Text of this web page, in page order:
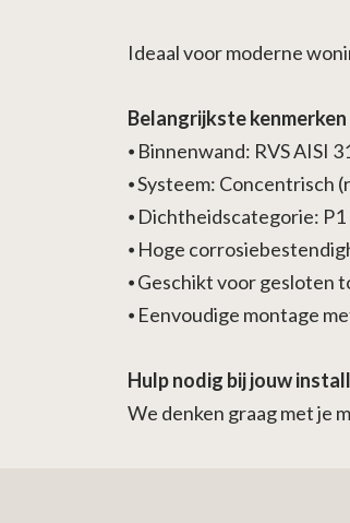
Ideaal voor moderne
Belangrijkste kenmerken
⦁ Binnenwand: RVS AISI
⦁Systeem: Concentrisch
⦁ Dichtheidscategorie: P1
⦁ Hoge
⦁Geschikt voor gesloten
⦁ Eenvoudige montage
Hulp nodig bij jouw
We denken graag met je